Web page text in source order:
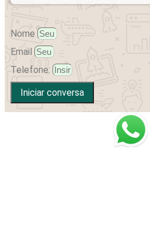
Nome
Email
Telefone:
Iniciar conversa